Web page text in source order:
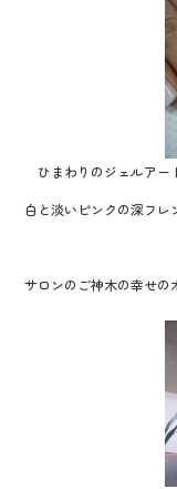
ひまわりのジェルアー
白と淡いピンクの深フレ
サロンのご神木の幸せの